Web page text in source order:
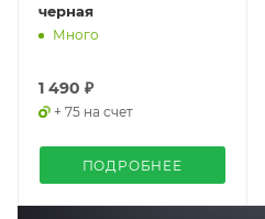
черная
Много
1 490 ₽
+ 75 на счет
ПОДРОБНЕЕ